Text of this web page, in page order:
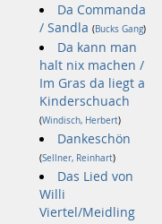
Da Commanda
/ Sandla (Bucks Gang)
Da kann man
halt nix machen /
Im Gras da liegt a
Kinderschuach
( Windisch, Herbert)
Dankeschön
(Sellner, Reinhart)
Das Lied von
Willi
Viertel/Meidling